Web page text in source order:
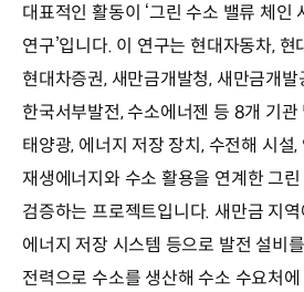
대표적인 활동이 ‘그린 수소 밸류 체인
연구’입니다. 이 연구는 현대자동차, 현
현대차증권, 새만금개발청, 새만금개발
한국서부발전, 수소에너젠 등 8개 기관
태양광, 에너지 저장 장치, 수전해 시설,
재생에너지와 수소 활용을 연계한 그
검증하는 프로젝트입니다. 새만금 지
에너지 저장 시스템 등으로 발전 설비
전력으로 수소를 생산해 수소 수요처